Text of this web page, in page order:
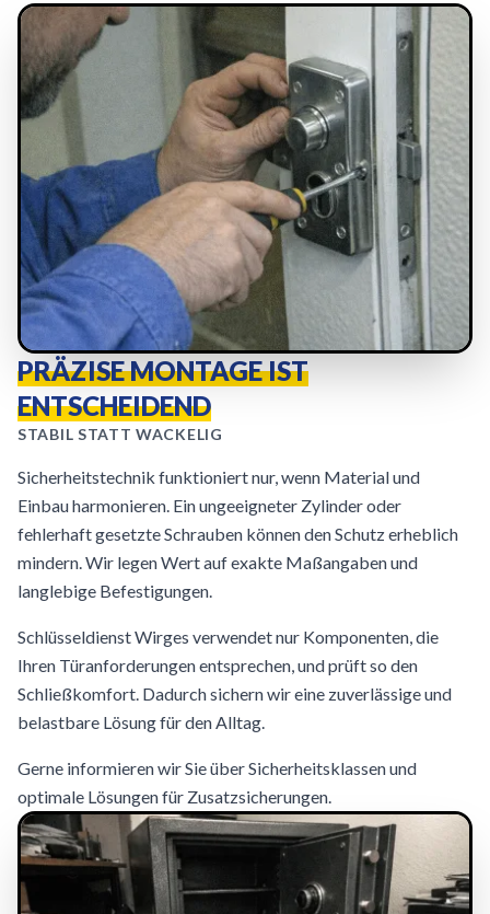
PRÄZISE MONTAGE IST
ENTSCHEIDEND
STABIL STATT WACKELIG
Sicherheitstechnik funktioniert nur, wenn Material und
Einbau harmonieren. Ein ungeeigneter Zylinder oder
fehlerhaft gesetzte Schrauben können den Schutz erheblich
mindern. Wir legen Wert auf exakte Maßangaben und
langlebige Befestigungen.
Schlüsseldienst Wirges verwendet nur Komponenten, die
Ihren Türanforderungen entsprechen, und prüft so den
Schließkomfort. Dadurch sichern wir eine zuverlässige und
belastbare Lösung für den Alltag.
Gerne informieren wir Sie über Sicherheitsklassen und
optimale Lösungen für Zusatzsicherungen.